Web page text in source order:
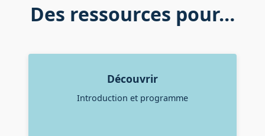
Des ressources pour…
Découvrir
Introduction et programme